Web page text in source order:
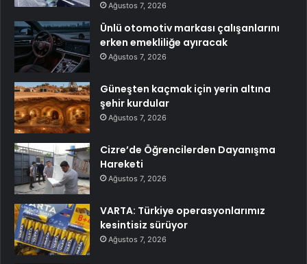
Ağustos 7, 2026
Ünlü otomotiv markası çalışanlarını
erken emekliliğe ayıracak
Ağustos 7, 2026
Güneşten kaçmak için yerin altına
şehir kurdular
Ağustos 7, 2026
Cizre’de Öğrencilerden Dayanışma
Hareketi
Ağustos 7, 2026
VARTA: Türkiye operasyonlarımız
kesintisiz sürüyor
Ağustos 7, 2026